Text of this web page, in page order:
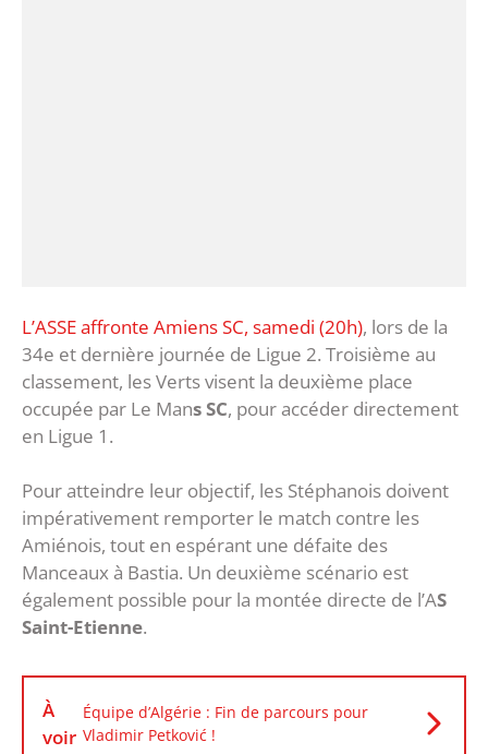
L’ASSE affronte Amiens SC, samedi (20h), lors de la
34e et dernière journée de Ligue 2. Troisième au
classement, les Verts visent la deuxième place
occupée par Le Mans SC, pour accéder directement
en Ligue 1.
Pour atteindre leur objectif, les Stéphanois doivent
impérativement remporter le match contre les
Amiénois, tout en espérant une défaite des
Manceaux à Bastia. Un deuxième scénario est
également possible pour la montée directe de l’AS
Saint-Etienne.
À
voir
Équipe d’Algérie : Fin de parcours pour
Vladimir Petković !